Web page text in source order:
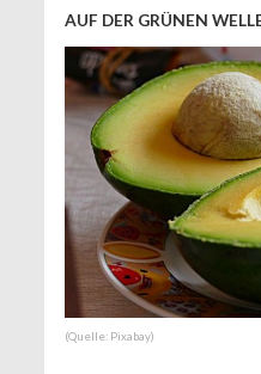
AUF DER GRÜNEN
(Quelle: Pixabay)